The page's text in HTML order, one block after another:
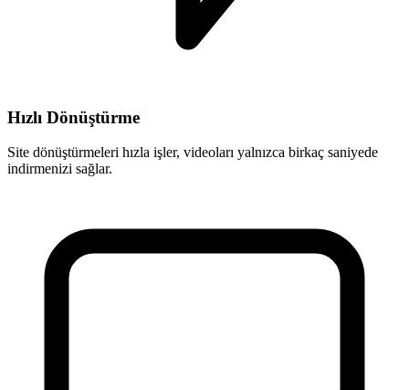
Hızlı Dönüştürme
Site dönüştürmeleri hızla işler, videoları yalnızca birkaç saniyede
indirmenizi sağlar.